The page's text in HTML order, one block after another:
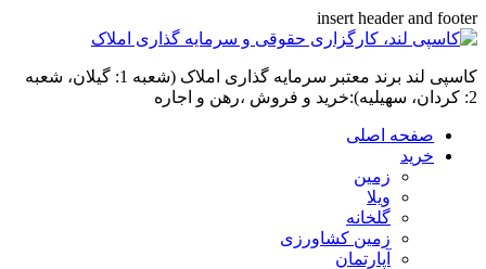
insert header and footer
کاسپی لند برند معتبر سرمایه گذاری املاک (شعبه 1: گیلان، شعبه
2: کردان، سهیلیه):خرید و فروش ،رهن و اجاره
صفحه اصلی
خرید
زمین
ویلا
گلخانه
زمین کشاورزی
آپارتمان